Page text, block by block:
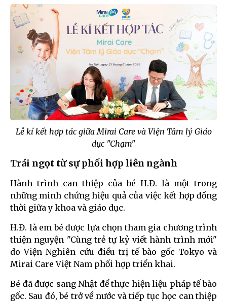
Lễ kí kết hợp tác giữa Mirai Care và Viện Tâm lý Giáo
dục "Chạm"
Trái ngọt từ sự phối hợp liên ngành
Hành trình can thiệp của bé H.Đ. là một trong
những minh chứng hiệu quả của việc kết hợp đồng
thời giữa y khoa và giáo dục.
H.Đ. là em bé được lựa chọn tham gia chương trình
thiện nguyện "Cùng trẻ tự kỷ viết hành trình mới"
do Viện Nghiên cứu điều trị tế bào gốc Tokyo và
Mirai Care Việt Nam phối hợp triển khai.
Bé đã được sang Nhật để thực hiện liệu pháp tế bào
gốc. Sau đó, bé trở về nước và tiếp tục học can thiệp